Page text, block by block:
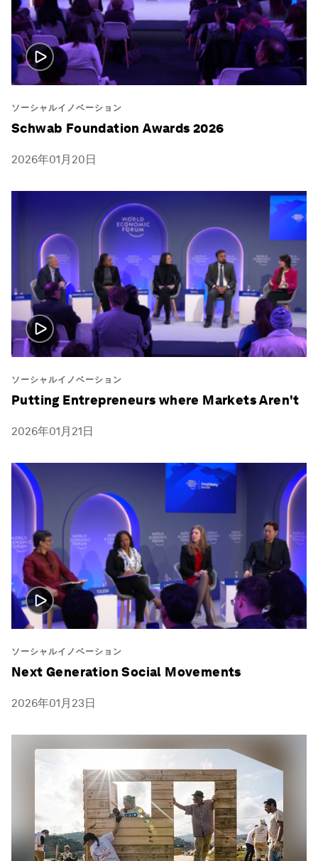
ソーシャルイノベーション
Schwab Foundation Awards 2026
2026年01月20日
ソーシャルイノベーション
Putting Entrepreneurs where Markets Aren't
2026年01月21日
ソーシャルイノベーション
Next Generation Social Movements
2026年01月23日